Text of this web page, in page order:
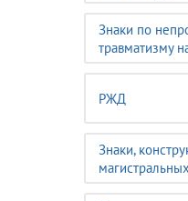
Знаки по
травматизму
РЖД
Знаки,